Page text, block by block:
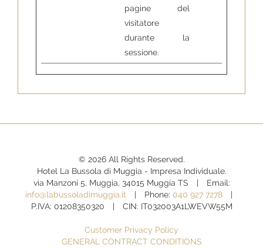
pagine del
visitatore
durante la
sessione.
© 2026 All Rights Reserved.
Hotel La Bussola di Muggia - Impresa Individuale.
via Manzoni 5, Muggia, 34015 Muggia TS
Email:
info@labussoladimuggia.it
Phone: 040 927 7278
P.IVA: 01208350320
CIN: IT032003A1LWEVW55M
Customer Privacy Policy
GENERAL CONTRACT CONDITIONS